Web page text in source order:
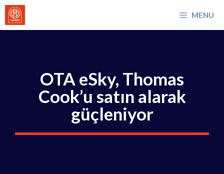
İçeriğe
atla
MENU
OTA eSky, Thomas
Cook’u satın alarak
güçleniyor